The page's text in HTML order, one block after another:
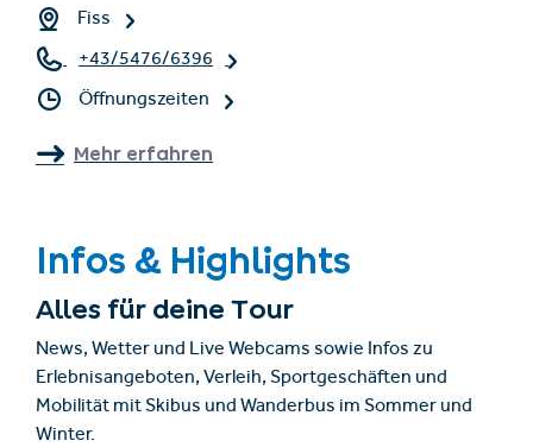
Fiss
+43/5476/6396
Öffnungszeiten
Mehr erfahren
Infos & Highlights
Alles für deine Tour
News, Wetter und Live Webcams sowie Infos zu
Erlebnisangeboten, Verleih, Sportgeschäften und
Mobilität mit Skibus und Wanderbus im Sommer und
Winter.